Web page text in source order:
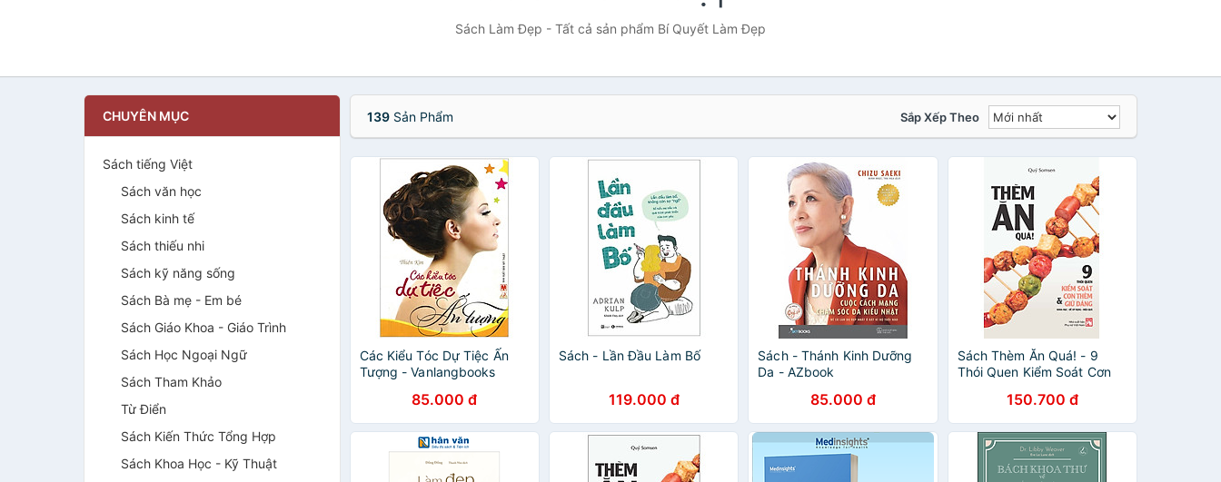
Sách Làm Đẹp - Tất cả sản phẩm Bí Quyết Làm Đẹp
CHUYÊN MỤC
Sách tiếng Việt
Sách văn học
Sách kinh tế
Sách thiếu nhi
Sách kỹ năng sống
Sách Bà mẹ - Em bé
Sách Giáo Khoa - Giáo Trình
Sách Học Ngoại Ngữ
Sách Tham Khảo
Từ Điển
Sách Kiến Thức Tổng Hợp
Sách Khoa Học - Kỹ Thuật
139Sản Phẩm Sắp Xếp Theo
Các Kiểu Tóc Dự Tiệc Ấn
Tượng - Vanlangbooks
85.000 đ
Sách - Lần Đầu Làm Bố
119.000 đ
Sách - Thánh Kinh Dưỡng
Da - AZbook
85.000 đ
Sách Thèm Ăn Quá! - 9
Thói Quen Kiểm Soát Cơn
150.700 đ